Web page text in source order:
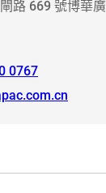
路 669 號博華
0767